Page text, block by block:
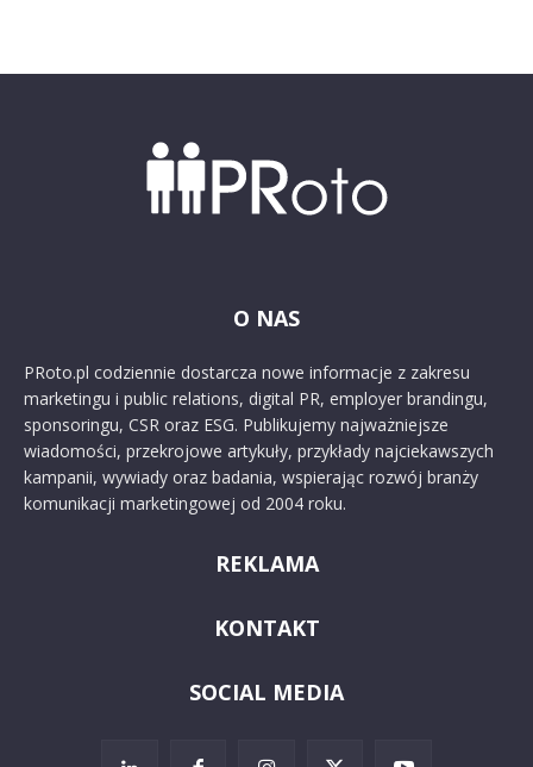
O NAS
PRoto.pl codziennie dostarcza nowe informacje z zakresu
marketingu i public relations, digital PR, employer brandingu,
sponsoringu, CSR oraz ESG. Publikujemy najważniejsze
wiadomości, przekrojowe artykuły, przykłady najciekawszych
kampanii, wywiady oraz badania, wspierając rozwój branży
komunikacji marketingowej od 2004 roku.
REKLAMA
KONTAKT
SOCIAL MEDIA